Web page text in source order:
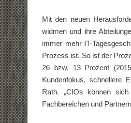
Mit den neuen
widmen und ihre
immer mehr IT-
Prozess ist. So ist der
26 bzw. 13 Prozent
Kundenfokus, schnellere
Rath. „CIOs können
Fachbereichen und